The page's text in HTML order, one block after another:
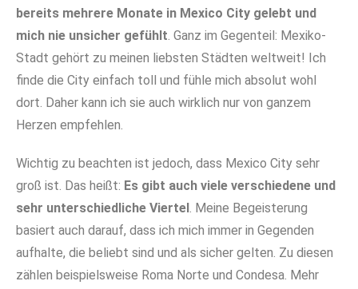
bereits mehrere Monate in Mexico City gelebt und
mich nie unsicher gefühlt. Ganz im Gegenteil: Mexiko-
Stadt gehört zu meinen liebsten Städten weltweit! Ich
finde die City einfach toll und fühle mich absolut wohl
dort. Daher kann ich sie auch wirklich nur von ganzem
Herzen empfehlen.
Wichtig zu beachten ist jedoch, dass Mexico City sehr
groß ist. Das heißt: Es gibt auch viele verschiedene und
sehr unterschiedliche Viertel . Meine Begeisterung
basiert auch darauf, dass ich mich immer in Gegenden
aufhalte, die beliebt sind und als sicher gelten. Zu diesen
zählen beispielsweise Roma Norte und Condesa. Mehr